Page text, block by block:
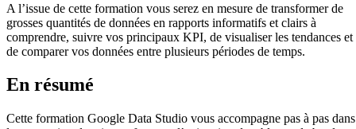
A l’issue de cette formation vous serez en mesure de transformer de
grosses quantités de données en rapports informatifs et clairs à
comprendre, suivre vos principaux KPI, de visualiser les tendances et
de comparer vos données entre plusieurs périodes de temps.
En résumé
Cette formation Google Data Studio vous accompagne pas à pas dans